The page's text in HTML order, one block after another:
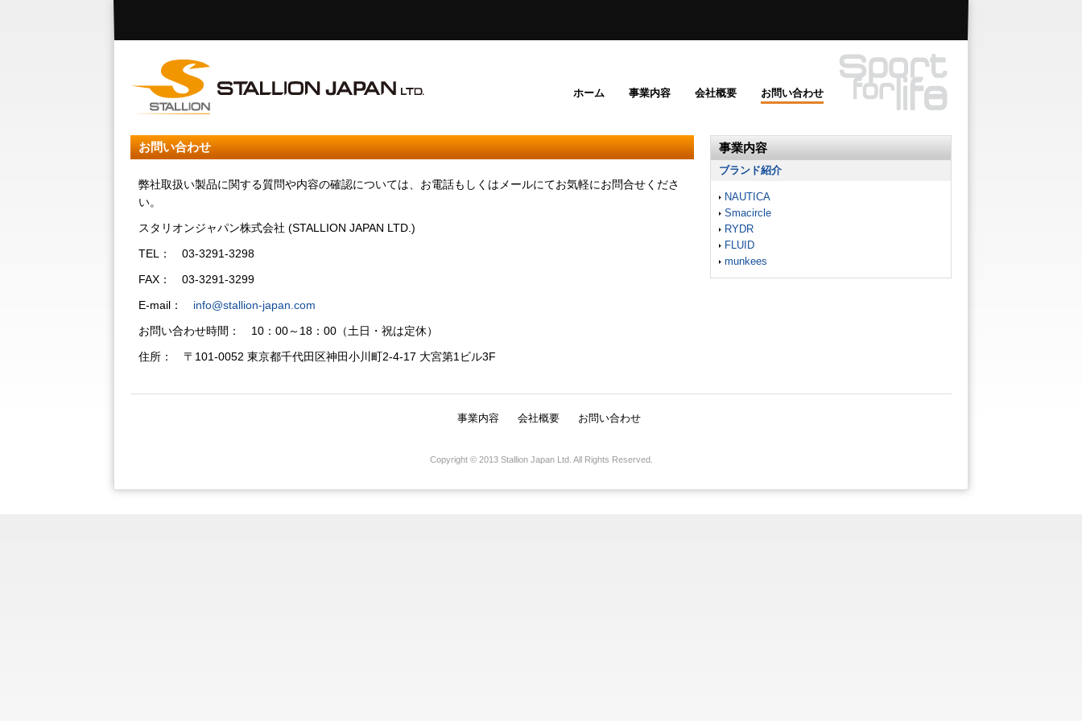
ホーム 事業内容 会社概要 お問い合わせ
お問い合わせ
弊社取扱い製品に関する質問や内容の確認については、お電話もしくはメールにてお気軽にお問合せくださ
い。
スタリオンジャパン株式会社 (STALLION JAPAN LTD.)
TEL： 03-3291-3298
FAX： 03-3291-3299
E-mail： info@stallion-japan.com
お問い合わせ時間： 10：00～18：00（土日・祝は定休）
住所： 〒101-0052 東京都千代田区神田小川町2-4-17 大宮第1ビル3F
事業内容
ブランド紹介
NAUTICA
Smacircle
RYDR
FLUID
munkees
事業内容 会社概要 お問い合わせ
Copyright © 2013 Stallion Japan Ltd. All Rights Reserved.